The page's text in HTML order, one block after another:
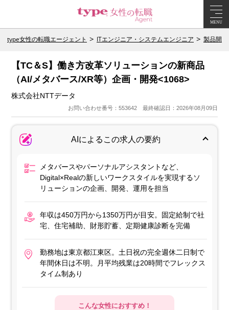
MENU
type女性の転職エージェント ITエンジニア・システムエンジニア 製品開
【TC＆S】働き方改革ソリューションの新商品
（AI/メタバース/XR等）企画・開発<1068>
株式会社NTTデータ
お問い合わせ番号：553642 最終確認日：2026年08月09日
AIによるこの求人の要約
メタバースやパーソナルアシスタントなど、
Digital×Realの新しいワークスタイルを実現するソ
リューションの企画、開発、運用を担当
年収は450万円から1350万円が目安。固定給制で社
宅、住宅補助、財形貯蓄、定期健康診断を完備
勤務地は東京都江東区。土日祝の完全週休二日制で
年間休日は不明。月平均残業は20時間でフレックス
タイム制あり
こんな女性におすすめ！